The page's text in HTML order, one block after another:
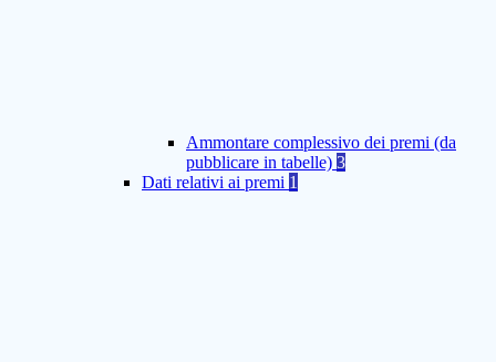
Ammontare complessivo dei premi (da
pubblicare in tabelle) 3
Dati relativi ai premi 1